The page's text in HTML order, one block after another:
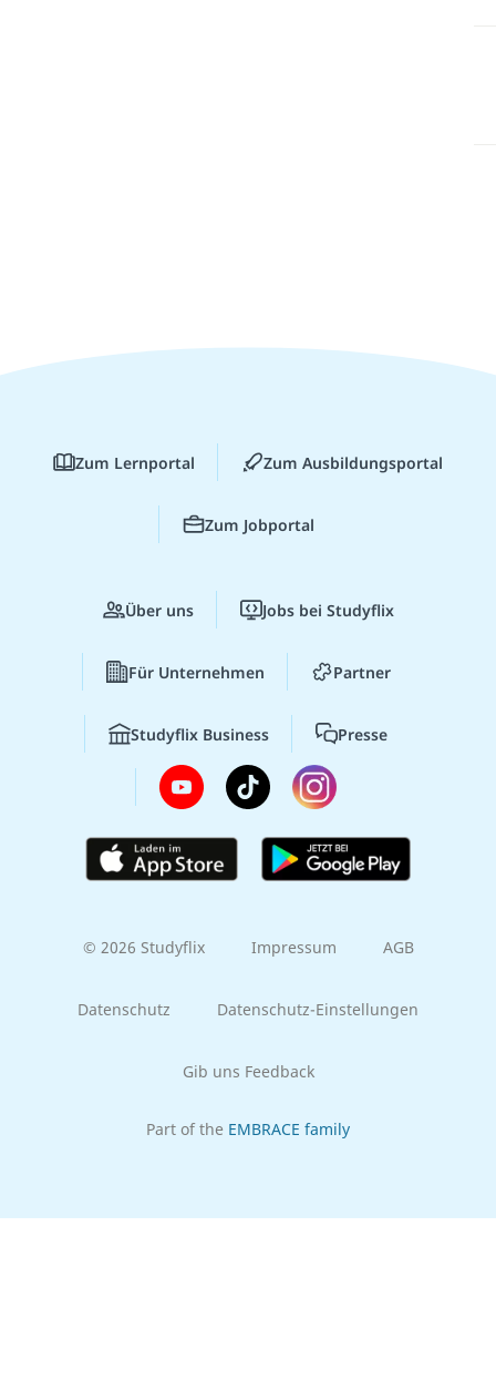
Zum Lernportal Zum Ausbildungsportal
Zum Jobportal
Über uns Jobs bei Studyflix
Für Unternehmen Partner
Studyflix Business Presse
© 2026 Studyflix Impressum AGB
Datenschutz Datenschutz-Einstellungen
Gib uns Feedback
Part of the EMBRACE family